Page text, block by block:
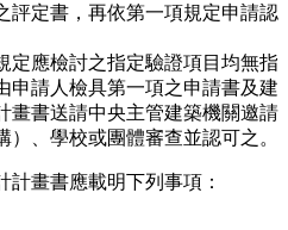
評定書，再依第一項規定申請認
定應檢討之指定驗證項目均無指
申請人檢具第一項之申請書及建
畫書送請中央主管建築機關邀請
、學校或團體審查並認可之。
畫書應載明下列事項：